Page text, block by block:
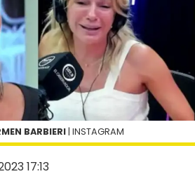
17:13
BARBIERI | INSTAGRAM